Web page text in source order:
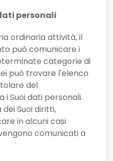
personali
ordinaria attività, il
può comunicare i
categorie di
può trovare l'elenco
del
Suoi dati personali.
Suoi diritti,
in alcuni casi
comunicati a